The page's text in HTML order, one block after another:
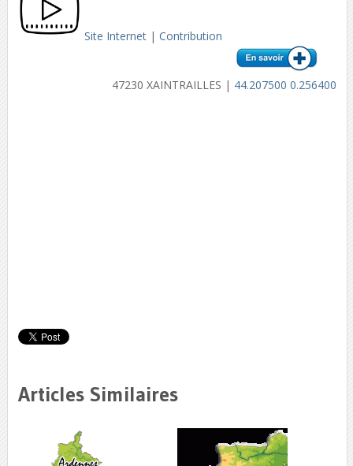
Site Internet| Contribution
47230 XAINTRAILLES | 44.207500 0.256400
Articles Similaires